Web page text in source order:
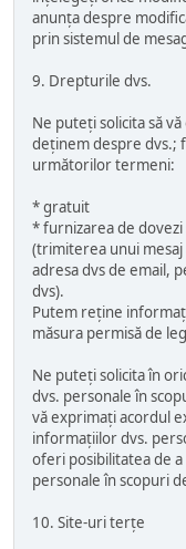
anunța despre
prin sistemul de
9. Drepturile dvs.
Ne puteți solicita să
deținem despre dvs.;
următorilor termeni:
* gratuit
* furnizarea de
(trimiterea unui mesaj
adresa dvs de email,
dvs).
Putem reține
măsura permisă de
Ne puteți solicita în
dvs. personale în
vă exprimați acordul
informațiilor dvs.
oferi posibilitatea de
personale în scopuri
10. Site-uri terțe